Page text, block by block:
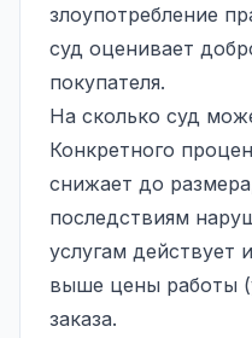
злоупотребление
суд оценивает
покупателя.
На сколько суд
Конкретного
снижает до
последствиям
услугам действует
выше цены работы
заказа.